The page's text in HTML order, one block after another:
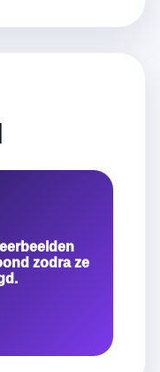
zodra ze